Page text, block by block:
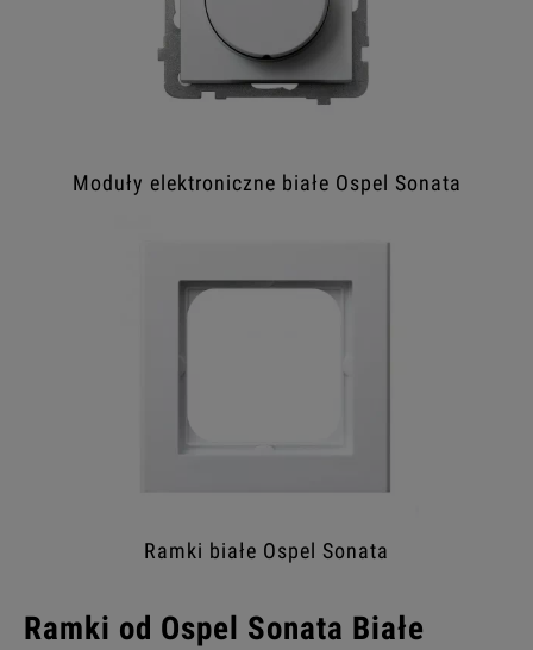
Moduły elektroniczne białe Ospel Sonata
Ramki białe Ospel Sonata
Ramki od Ospel Sonata Białe